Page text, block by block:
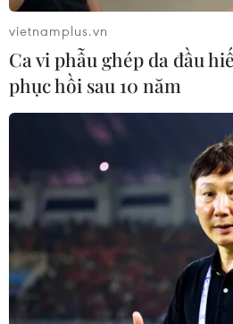
vietnamplus.vn
Ca vi phẫu ghép da đầu
phục hồi sau 10 năm